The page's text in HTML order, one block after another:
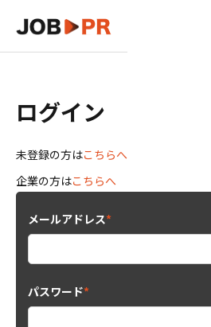
ログイン
未登録の方はこちらへ
企業の方はこちらへ
メールアドレス*
パスワード*